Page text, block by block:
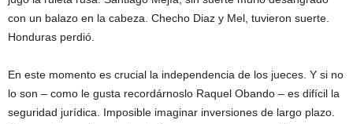
con un balazo en la cabeza. Checho Diaz y Mel, tuvieron suerte.
Honduras perdió.
En este momento es crucial la independencia de los jueces. Y si no
lo son – como le gusta recordárnoslo Raquel Obando – es difícil la
seguridad jurídica. Imposible imaginar inversiones de largo plazo.